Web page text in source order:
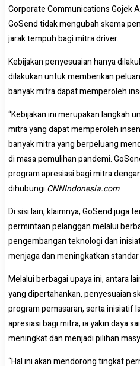
Corporate Communications Gojek
GoSend tidak mengubah skema
jarak tempuh bagi mitra driver.
Kebijakan penyesuaian hanya
dilakukan untuk memberikan
banyak mitra dapat memperoleh
“Kebijakan ini merupakan langkah
mitra yang dapat memperoleh
banyak mitra yang berpeluang
di masa pemulihan pandemi.
program apresiasi bagi mitra
dihubungi CNNIndonesia.com.
Di sisi lain, klaimnya, GoSend juga
permintaan pelanggan melalui
pengembangan teknologi dan
menjaga dan meningkatkan
Melalui berbagai upaya ini, antara
yang dipertahankan, penyesuaian
program pemasaran, serta inisiatif
apresiasi bagi mitra, ia yakin daya
meningkat dan menjadi pilihan
“Hal ini akan mendorong tingkat